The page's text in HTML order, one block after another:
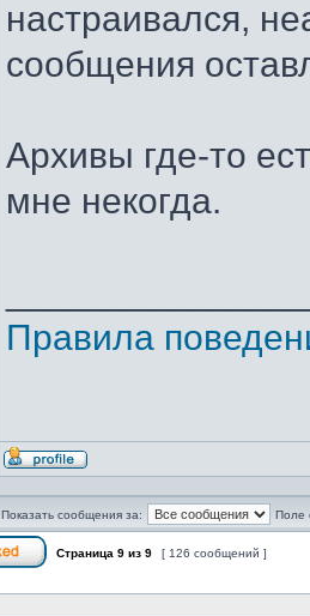
настраивался,
сообщения
Архивы где-то
мне некогда.
Правила
Профиль
Показать сообщения за: Поле
Страница 9 из 9 [ 126 сообщений ]